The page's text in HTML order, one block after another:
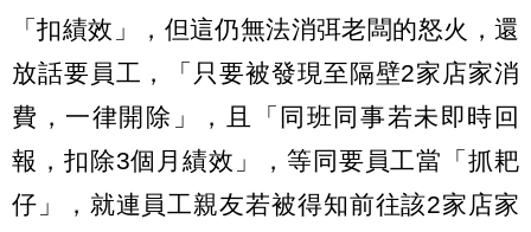
「扣績效」，但這仍無法消弭老闆的怒火，還
放話要員工，「只要被發現至隔壁2家店家消
費，一律開除」，且「同班同事若未即時回
報，扣除3個月績效」，等同要員工當「抓耙
仔」，就連員工親友若被得知前往該2家店家